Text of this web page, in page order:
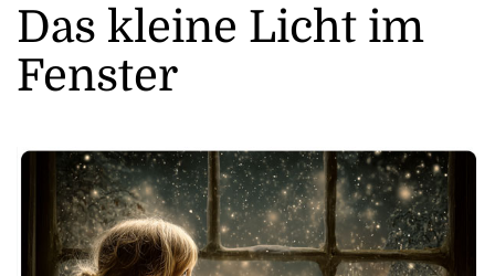
Das kleine Licht im
Fenster